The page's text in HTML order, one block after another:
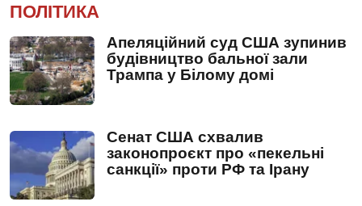
ПОЛІТИКА
Апеляційний суд США зупинив
будівництво бальної зали
Трампа у Білому домі
Сенат США схвалив
законопроєкт про «пекельні
санкції» проти РФ та Ірану